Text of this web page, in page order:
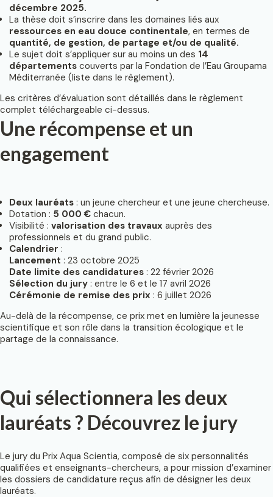
décembre 2025.
La thèse doit s’inscrire dans les domaines liés aux
ressources en eau douce continentale, en termes de
quantité, de gestion, de partage et/ou de qualité.
Le sujet doit s’appliquer sur au moins un des 14
départements couverts par la Fondation de l’Eau Groupama
Méditerranée (liste dans le règlement).
Les critères d’évaluation sont détaillés dans le règlement
complet téléchargeable ci-dessus.
Une récompense et un
engagement
Deux lauréats : un jeune chercheur et une jeune chercheuse.
Dotation : 5 000 € chacun.
Visibilité : valorisation des travaux auprès des
professionnels et du grand public.
Calendrier :
Lancement : 23 octobre 2025
Date limite des candidatures : 22 février 2026
Sélection du jury : entre le 6 et le 17 avril 2026
Cérémonie de remise des prix : 6 juillet 2026
Au-delà de la récompense, ce prix met en lumière la jeunesse
scientifique et son rôle dans la transition écologique et le
partage de la connaissance.
Qui sélectionnera les deux
lauréats ? Découvrez le jury
Le jury du Prix Aqua Scientia, composé de six personnalités
qualifiées et enseignants-chercheurs, a pour mission d’examiner
les dossiers de candidature reçus afin de désigner les deux
lauréats.